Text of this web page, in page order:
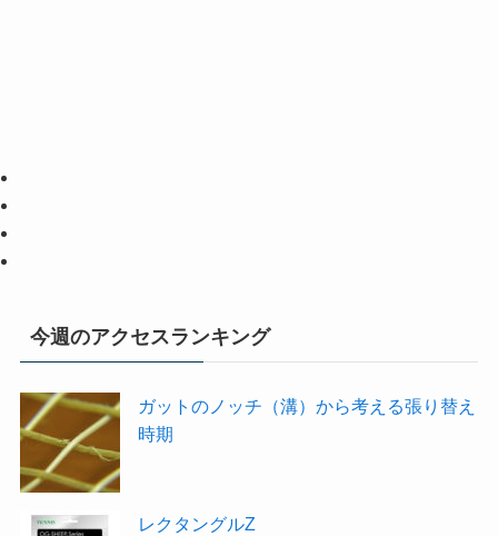
今週のアクセスランキング
ガットのノッチ（溝）から考える張り替え
時期
レクタングルZ